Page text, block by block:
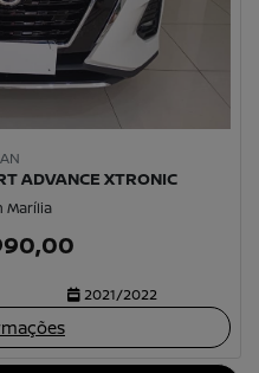
ADVANCE XTRONIC
Marília
2021/2022